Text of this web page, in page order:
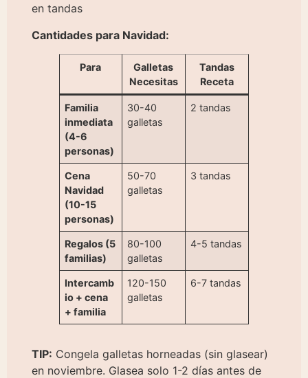
en tandas
Cantidades para Navidad:
Para
Galletas
Necesitas
Tandas
Receta
Familia
inmediata
(4-6
personas)
30-40
galletas
2 tandas
Cena
Navidad
(10-15
personas)
50-70
galletas
3 tandas
Regalos (5
familias)
80-100
galletas
4-5 tandas
Intercamb
io + cena
+ familia
120-150
galletas
6-7 tandas
TIP: Congela galletas horneadas (sin glasear)
en noviembre. Glasea solo 1-2 días antes de